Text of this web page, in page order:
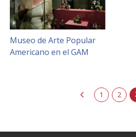
Museo de Arte Popular
Americano en el GAM
1 2